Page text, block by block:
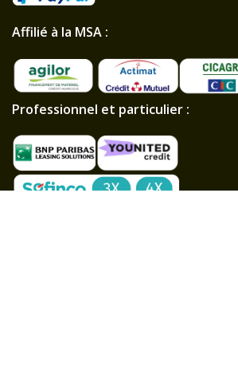
Affilié à la MSA :
Professionnel et particulier :